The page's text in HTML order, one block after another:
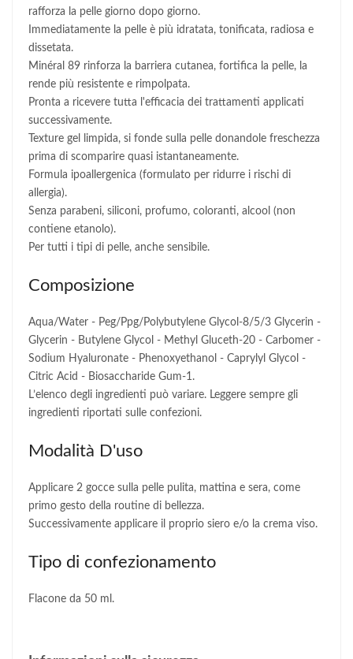
rafforza la pelle giorno dopo giorno.
Immediatamente la pelle è più idratata, tonificata, radiosa e
dissetata.
Minéral 89 rinforza la barriera cutanea, fortifica la pelle, la
rende più resistente e rimpolpata.
Pronta a ricevere tutta l'efficacia dei trattamenti applicati
successivamente.
Texture gel limpida, si fonde sulla pelle donandole freschezza
prima di scomparire quasi istantaneamente.
Formula ipoallergenica (formulato per ridurre i rischi di
allergia).
Senza parabeni, siliconi, profumo, coloranti, alcool (non
contiene etanolo).
Per tutti i tipi di pelle, anche sensibile.
Composizione
Aqua/Water - Peg/Ppg/Polybutylene Glycol-8/5/3 Glycerin -
Glycerin - Butylene Glycol - Methyl Gluceth-20 - Carbomer -
Sodium Hyaluronate - Phenoxyethanol - Caprylyl Glycol -
Citric Acid - Biosaccharide Gum-1.
L’elenco degli ingredienti può variare. Leggere sempre gli
ingredienti riportati sulle confezioni.
Modalità D'uso
Applicare 2 gocce sulla pelle pulita, mattina e sera, come
primo gesto della routine di bellezza.
Successivamente applicare il proprio siero e/o la crema viso.
Tipo di confezionamento
Flacone da 50 ml.